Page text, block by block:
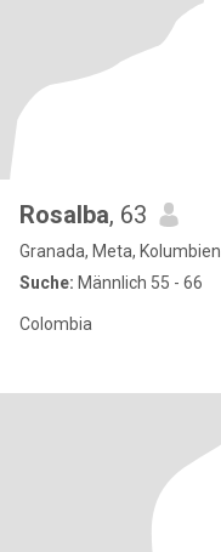
Rosalba, 63
Granada, Meta, Kolumbien
Suche: Männlich 55 - 66
Colombia